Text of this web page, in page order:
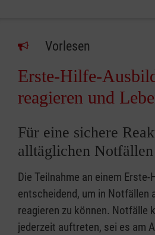
Vorlesen
Erste-Hilfe-
reagieren und
Für eine sichere
alltäglichen Notfällen
Die Teilnahme an einem
entscheidend, um in Notfällen
reagieren zu können. Notfälle
jederzeit auftreten, sei es am